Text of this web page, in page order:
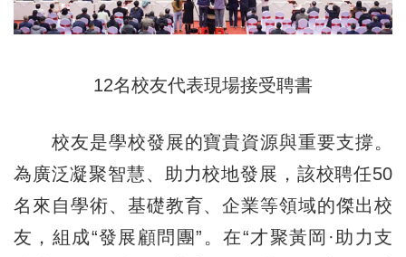
12名校友代表現場接受聘書
校友是學校發展的寶貴資源與重要支撐。
為廣泛凝聚智慧、助力校地發展，該校聘任50
名來自學術、基礎教育、企業等領域的傑出校
友，組成“發展顧問團”。在“才聚黃岡·助力支